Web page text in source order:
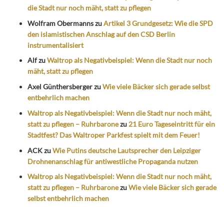
die Stadt nur noch mäht, statt zu pflegen
Wolfram ObermannszuArtikel 3 Grundgesetz: Wie die SPD
den islamistischen Anschlag auf den CSD Berlin
instrumentalisiert
AlfzuWaltrop als Negativbeispiel: Wenn die Stadt nur noch
mäht, statt zu pflegen
Axel GünthersbergerzuWie viele Bäcker sich gerade selbst
entbehrlich machen
Waltrop als Negativbeispiel: Wenn die Stadt nur noch mäht,
statt zu pflegen – Ruhrbaronezu 21 Euro Tageseintritt für ein
Stadtfest? Das Waltroper Parkfest spielt mit dem Feuer!
ACKzuWie Putins deutsche Lautsprecher den Leipziger
Drohnenanschlag für antiwestliche Propaganda nutzen
Waltrop als Negativbeispiel: Wenn die Stadt nur noch mäht,
statt zu pflegen – RuhrbaronezuWie viele Bäcker sich gerade
selbst entbehrlich machen